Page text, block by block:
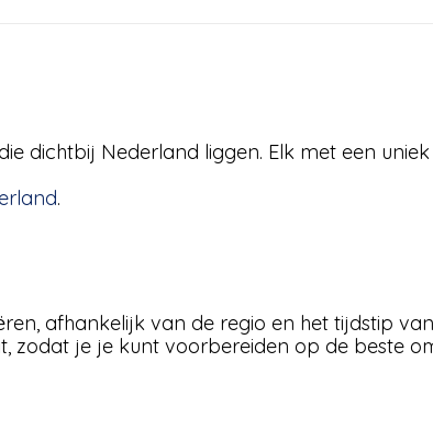
dichtbij Nederland liggen. Elk met een
.
afhankelijk van de regio en het tijdstip
zodat je je kunt voorbereiden op de beste